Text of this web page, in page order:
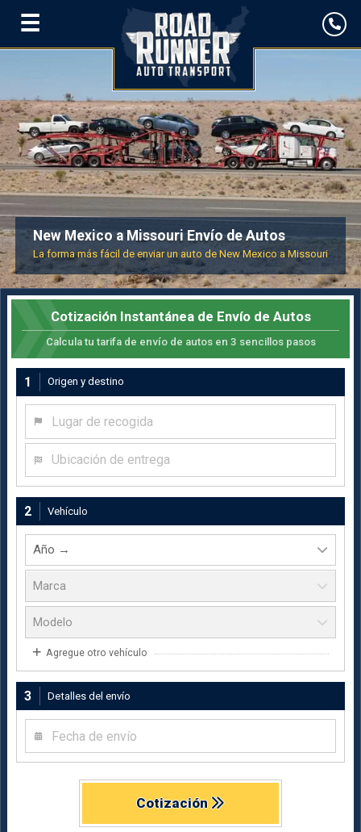
☰
New Mexico a Missouri Envío de Autos
La forma más fácil de enviar un auto de New Mexico a Missouri
Cotización Instantánea de Envío de Autos
Calcula tu tarifa de envío de autos en 3 sencillos pasos
1 Origen y destino
2 Vehículo
Agregue otro vehículo
3 Detalles del envío
Cotización